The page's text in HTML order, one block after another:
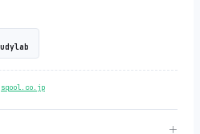
sqool.co.jp
＋